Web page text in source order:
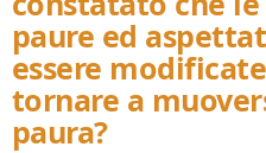
paure ed
essere
tornare a
paura?